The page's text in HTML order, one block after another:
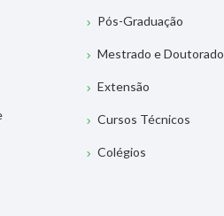
Pós-Graduação
Mestrado e Doutorado
Extensão
Cursos Técnicos
Colégios